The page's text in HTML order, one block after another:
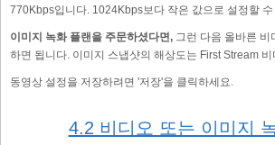
770Kbps입니다. 1024Kbps보다 작은 값으로 설정할
이미지 녹화 플랜을 주문하셨다면, 그런 다음 올바른
하면 됩니다. 이미지 스냅샷의 해상도는 First Stream
동영상 설정을 저장하려면 '저장'을 클릭하세요.
4.2 비디오 또는 이미지